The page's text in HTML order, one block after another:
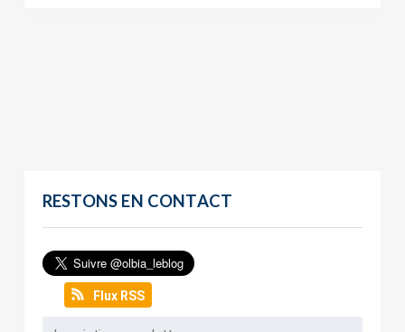
RESTONS EN CONTACT
Flux RSS